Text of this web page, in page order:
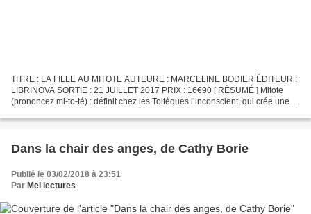
TITRE : LA FILLE AU MITOTE AUTEURE : MARCELINE BODIER ÉDITEUR :
LIBRINOVA SORTIE : 21 JUILLET 2017 PRIX : 16€90 [ RÉSUMÉ ] Mitote
(prononcez mi-to-té) : définit chez les Toltèques l’inconscient, qui crée une
Dans la chair des anges, de Cathy Borie
Publié le 03/02/2018 à 23:51
Par Mel lectures